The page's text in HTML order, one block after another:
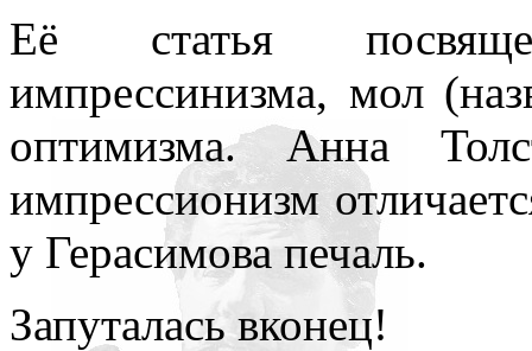
Её статья
импрессинизма, мол
оптимизма. Анна
импрессионизм
у Герасимова печаль.
Запуталась вконец!